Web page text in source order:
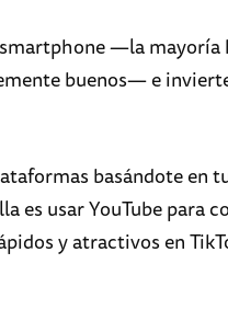
—la mayoría
buenos— e
basándote en
es usar YouTube para
y atractivos en